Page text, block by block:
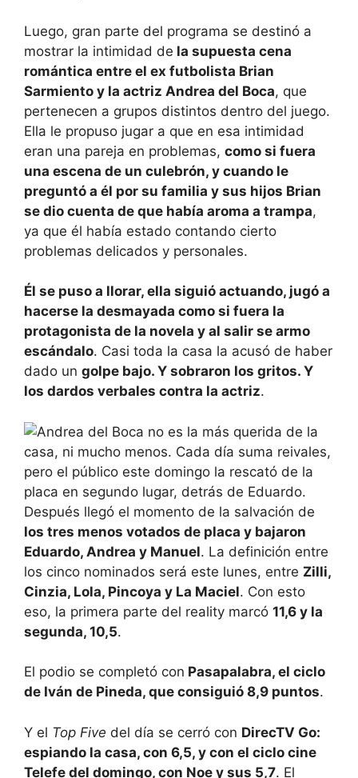
Luego, gran parte del programa se destinó a
mostrar la intimidad de la supuesta cena
romántica entre el ex futbolista Brian
Sarmiento y la actriz Andrea del Boca, que
pertenecen a grupos distintos dentro del juego.
Ella le propuso jugar a que en esa intimidad
eran una pareja en problemas, como si fuera
una escena de un culebrón, y cuando le
preguntó a él por su familia y sus hijos Brian
se dio cuenta de que había aroma a trampa,
ya que él había estado contando cierto
problemas delicados y personales.
Él se puso a llorar, ella siguió actuando, jugó a
hacerse la desmayada como si fuera la
protagonista de la novela y al salir se armo
escándalo. Casi toda la casa la acusó de haber
dado un golpe bajo. Y sobraron los gritos. Y
los dardos verbales contra la actriz.
Después llegó el momento de la salvación de
los tres menos votados de placa y bajaron
Eduardo, Andrea y Manuel. La definición entre
los cinco nominados será este lunes, entre Zilli,
Cinzia, Lola, Pincoya y La Maciel. Con esto
eso, la primera parte del reality marcó 11,6 y la
segunda, 10,5.
El podio se completó con Pasapalabra, el ciclo
de Iván de Pineda, que consiguió 8,9 puntos.
Y el Top Five del día se cerró con DirecTV Go:
espiando la casa, con 6,5, y con el ciclo cine
Telefe del domingo, con Noe y sus 5,7. El